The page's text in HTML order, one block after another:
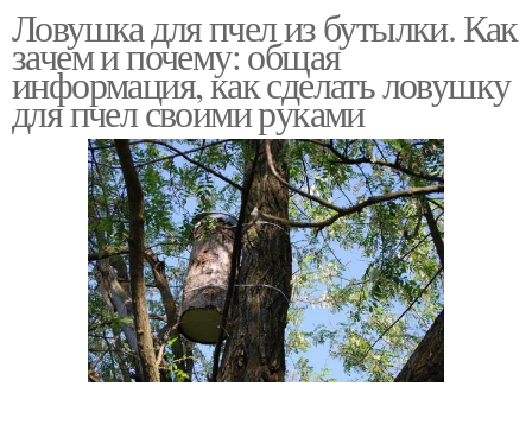
Ловушка для пчел из бутылки. Как
зачем и почему: общая
информация, как сделать ловушку
для пчел своими руками